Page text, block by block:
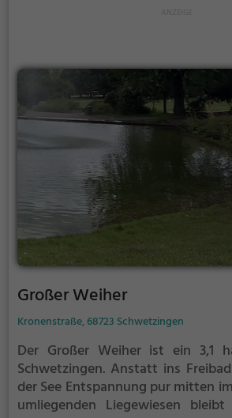
Großer Weiher
Kronenstraße, 68723 Schwetzingen
Der Großer Weiher ist ein 3,1
Schwetzingen. Anstatt ins
der See Entspannung pur mitten
umliegenden Liegewiesen